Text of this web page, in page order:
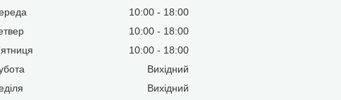
10:00
18:00
10:00
18:00
10:00
18:00
Вихідний
Вихідний